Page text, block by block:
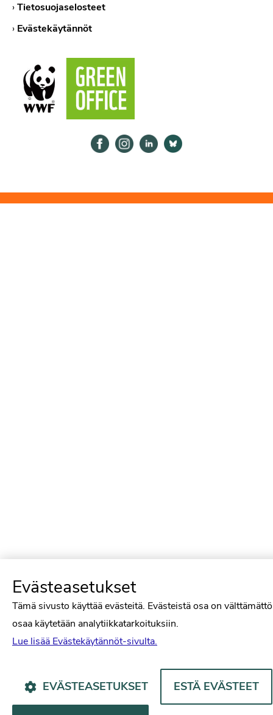
›Tietosuojaselosteet
› Evästekäytännöt
Evästeasetukset
Tämä sivusto käyttää evästeitä. Evästeistä osa on
osaa käytetään analytiikkatarkoituksiin.
Lue lisää Evästekäytännöt-sivulta.
EVÄSTEASETUKSET ESTÄ EVÄSTEET